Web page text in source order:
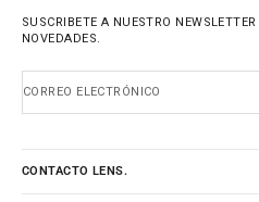
SUSCRIBETE A NUESTRO
NOVEDADES.
CORREO ELECTRÓNICO
CONTACTO LENS.